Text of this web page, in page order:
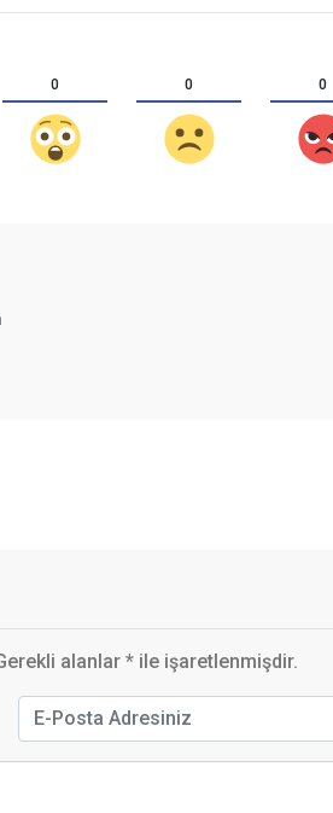
0 0 0
alanlar * ile işaretlenmişdir.